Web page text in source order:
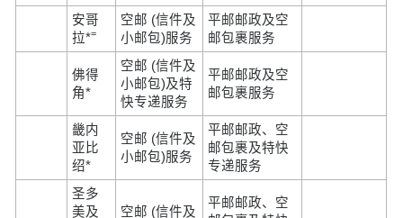
安哥
拉*=
空邮 (信件及
小邮包)服务
平邮邮政及空
邮包裹服务
佛得
角*
空邮 (信件及
小邮包)及特
快专递服务
平邮邮政及空
邮包裹服务
畿内
亚比
绍*
空邮 (信件及
小邮包)服务
平邮邮政、空
邮包裹及特快
专递服务
圣多
美及
空邮 (信件及
平邮邮政、空